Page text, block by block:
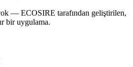
— ECOSIRE tarafından geliştirilen,
bir uygulama.